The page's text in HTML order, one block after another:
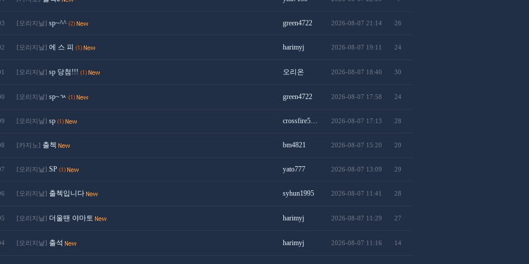
[오리지날] sp~^^ (2) green4722 2026-08-07 21:14 26
[오리지날] 에 스 피 (1) harimyj 2026-08-07 19:11 24
[오리지날] sp 당첨!!! (1) 오리온 2026-08-07 18:40 30
[오리지날] sp~ㄳ (1) green4722 2026-08-07 17:58 24
[오리지날] sp (1) crossfire5… 2026-08-07 17:13 28
[카지노] 출첵 bm4821 2026-08-07 15:20 20
[오리지날] SP (1) yato777 2026-08-07 13:09 29
[오리지날] 출첵입니다 syhun1995 2026-08-07 11:41 28
[오리지날] 더울땐 야마토 harimyj 2026-08-07 11:29 27
[오리지날] 출석 harimyj 2026-08-07 11:16 14